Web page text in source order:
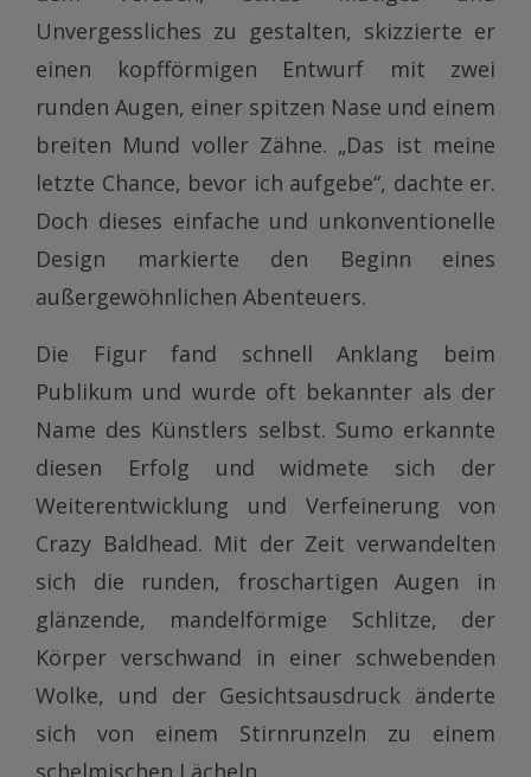
Unvergessliches zu gestalten, skizzierte er
einen kopfförmigen Entwurf mit zwei
runden Augen, einer spitzen Nase und einem
breiten Mund voller Zähne. „Das ist meine
letzte Chance, bevor ich aufgebe“, dachte er.
Doch dieses einfache und unkonventionelle
Design markierte den Beginn eines
außergewöhnlichen Abenteuers.
Die Figur fand schnell Anklang beim
Publikum und wurde oft bekannter als der
Name des Künstlers selbst. Sumo erkannte
diesen Erfolg und widmete sich der
Weiterentwicklung und Verfeinerung von
Crazy Baldhead. Mit der Zeit verwandelten
sich die runden, froschartigen Augen in
glänzende, mandelförmige Schlitze, der
Körper verschwand in einer schwebenden
Wolke, und der Gesichtsausdruck änderte
sich von einem Stirnrunzeln zu einem
schelmischen Lächeln.